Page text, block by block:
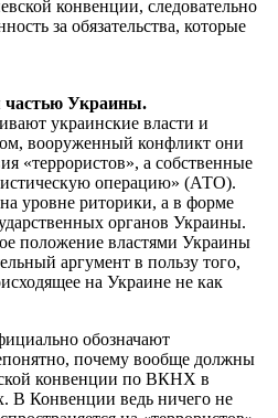
конвенции, следовательно
за обязательства, которые
Украины.
украинские власти и
вооруженный конфликт они
«террористов», а собственные
операцию» (АТО).
уровне риторики, а в форме
органов Украины.
положение властями Украины
аргумент в пользу того,
на Украине не как
обозначают
почему вообще должны
конвенции по ВКНХ в
В Конвенции ведь ничего не